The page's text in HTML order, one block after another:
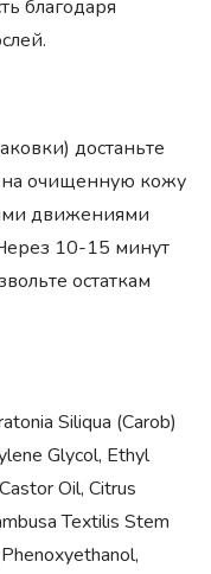
благодаря
достаньте
на очищенную кожу
движениями
10-15 минут
остаткам
Siliqua (Carob)
Glycol, Ethyl
Oil, Citrus
Textilis Stem